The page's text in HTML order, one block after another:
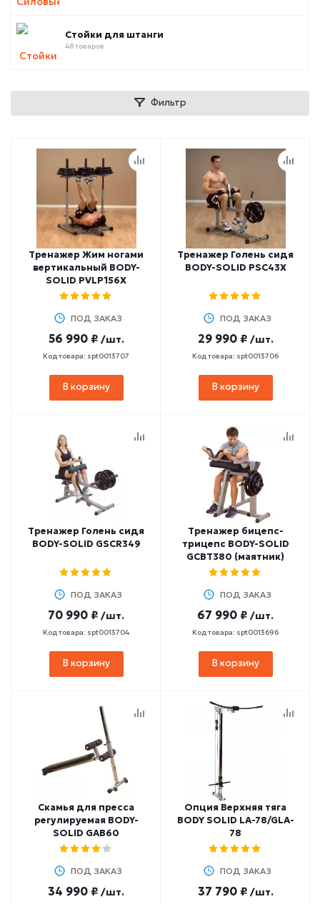
Стойки для штанги
48 товаров
Фильтр
Тренажер Жим ногами
вертикальный BODY-
SOLID PVLP156Х
ПОД ЗАКАЗ
56 990 ₽ /шт.
Код товара: spt0013707
В корзину
Тренажер Голень сидя
BODY-SOLID PSC43X
ПОД ЗАКАЗ
29 990 ₽ /шт.
Код товара: spt0013706
В корзину
Тренажер Голень сидя
BODY-SOLID GSCR349
ПОД ЗАКАЗ
70 990 ₽ /шт.
Код товара: spt0013704
В корзину
Тренажер бицепс-
трицепс BODY-SOLID
GCBT380 (маятник)
ПОД ЗАКАЗ
67 990 ₽ /шт.
Код товара: spt0013696
В корзину
Скамья для пресса
регулируемая BODY-
SOLID GAB60
ПОД ЗАКАЗ
34 990 ₽ /шт.
Опция Верхняя тяга
BODY SOLID LA-78/GLA-
78
ПОД ЗАКАЗ
37 790 ₽ /шт.